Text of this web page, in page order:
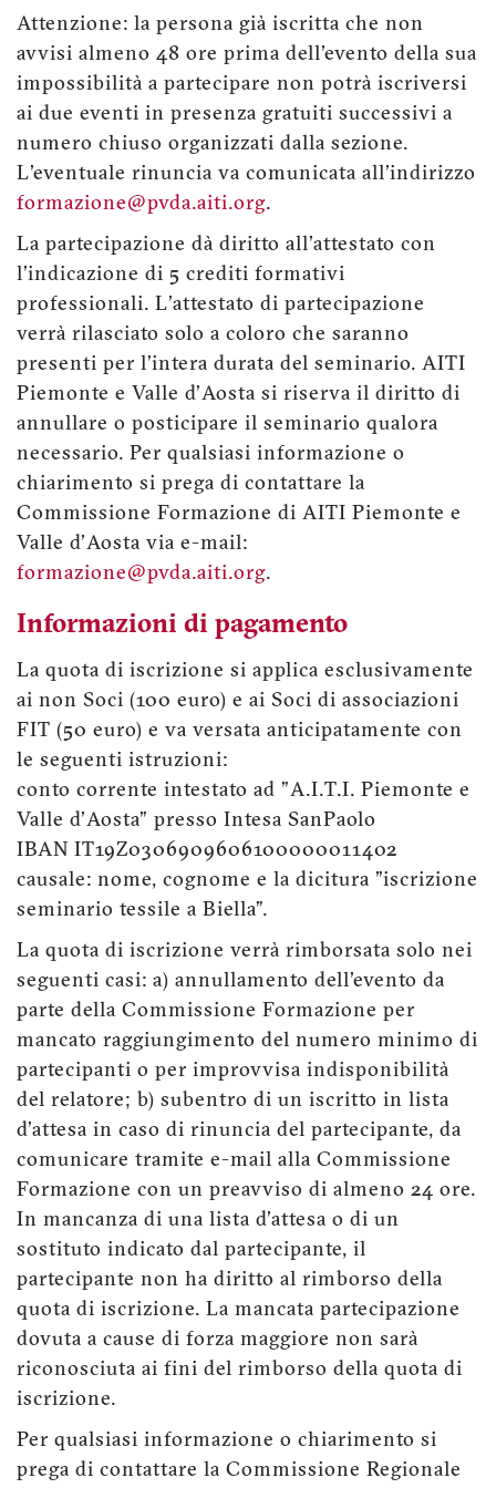
Attenzione: la persona già iscritta che non
avvisi almeno 48 ore prima dell'evento della sua
impossibilità a partecipare non potrà iscriversi
ai due eventi in presenza gratuiti successivi a
numero chiuso organizzati dalla sezione.
L'eventuale rinuncia va comunicata all'indirizzo
formazione@pvda.aiti.org.
La partecipazione dà diritto all'attestato con
l'indicazione di 5 crediti formativi
professionali. L'attestato di partecipazione
verrà rilasciato solo a coloro che saranno
presenti per l'intera durata del seminario. AITI
Piemonte e Valle d'Aosta si riserva il diritto di
annullare o posticipare il seminario qualora
necessario. Per qualsiasi informazione o
chiarimento si prega di contattare la
Commissione Formazione di AITI Piemonte e
Valle d'Aosta via e-mail:
formazione@pvda.aiti.org.
Informazioni di pagamento
La quota di iscrizione si applica esclusivamente
ai non Soci (100 euro) e ai Soci di associazioni
FIT (50 euro) e va versata anticipatamente con
le seguenti istruzioni:
conto corrente intestato ad "A.I.T.I. Piemonte e
Valle d'Aosta" presso Intesa SanPaolo
IBAN IT19Z0306909606100000011402
causale: nome, cognome e la dicitura "iscrizione
seminario tessile a Biella”.
La quota di iscrizione verrà rimborsata solo nei
seguenti casi: a) annullamento dell'evento da
parte della Commissione Formazione per
mancato raggiungimento del numero minimo di
partecipanti o per improvvisa indisponibilità
del relatore; b) subentro di un iscritto in lista
d'attesa in caso di rinuncia del partecipante, da
comunicare tramite e-mail alla Commissione
Formazione con un preavviso di almeno 24 ore.
In mancanza di una lista d'attesa o di un
sostituto indicato dal partecipante, il
partecipante non ha diritto al rimborso della
quota di iscrizione. La mancata partecipazione
dovuta a cause di forza maggiore non sarà
riconosciuta ai fini del rimborso della quota di
iscrizione.
Per qualsiasi informazione o chiarimento si
prega di contattare la Commissione Regionale